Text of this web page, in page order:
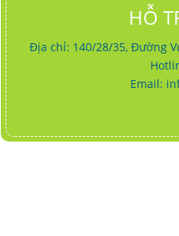
HỖ
Địa chỉ: 140/28/35, Đường
Email: